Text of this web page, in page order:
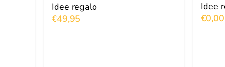
Idee regalo
€49,95
Idee
€0,00